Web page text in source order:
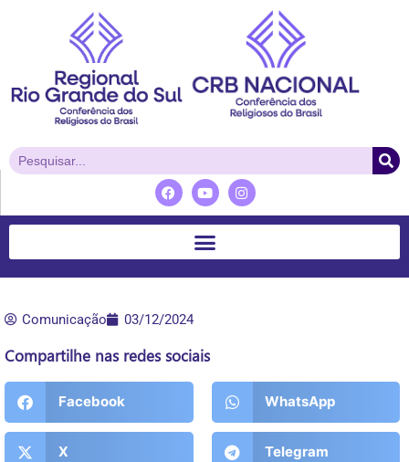
Comunicação 03/12/2024
Compartilhe nas redes sociais
Facebook WhatsApp
X Telegram